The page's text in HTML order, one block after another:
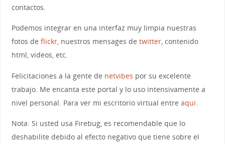
contactos.
Podemos integrar en una interfaz muy limpia nuestras
fotos de flickr, nuestros mensages de twitter, contenido
html, videos, etc.
Felicitaciones a la gente de netvibes por su excelente
trabajo. Me encanta este portal y lo uso intensivamente a
nivel personal. Para ver mi escritorio virtual entre aqui.
Nota: Si usted usa Firebug, es recomendable que lo
deshabilite debido al efecto negativo que tiene sobre el